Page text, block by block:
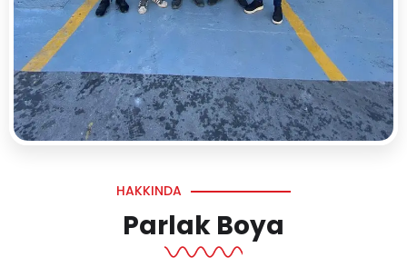
HAKKINDA
Parlak Boya